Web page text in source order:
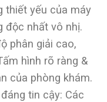
thiết yếu của máy
độc nhất vô nhị.
phân giải cao,
hình rõ ràng &
của phòng khám.
tin cậy: Các